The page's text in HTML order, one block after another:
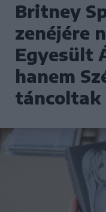
Britney
zenéjére
Egyesült
hanem
táncoltak